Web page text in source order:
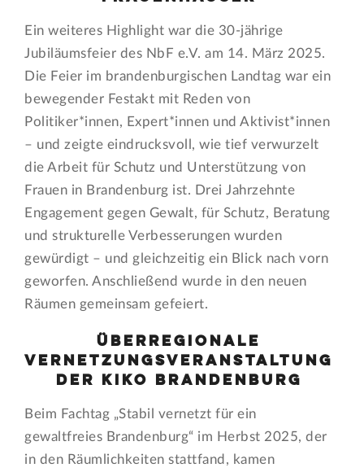
Ein weiteres Highlight war die 30-jährige
Jubiläumsfeier des NbF e.V. am 14. März 2025.
Die Feier im brandenburgischen Landtag war ein
bewegender Festakt mit Reden von
Politiker*innen, Expert*innen und Aktivist*innen
– und zeigte eindrucksvoll, wie tief verwurzelt
die Arbeit für Schutz und Unterstützung von
Frauen in Brandenburg ist. Drei Jahrzehnte
Engagement gegen Gewalt, für Schutz, Beratung
und strukturelle Verbesserungen wurden
gewürdigt – und gleichzeitig ein Blick nach vorn
geworfen. Anschließend wurde in den neuen
Räumen gemeinsam gefeiert.
Überregionale
Vernetzungsveranstaltung
der KIKO Brandenburg
Beim Fachtag „Stabil vernetzt für ein
gewaltfreies Brandenburg“ im Herbst 2025, der
in den Räumlichkeiten stattfand, kamen